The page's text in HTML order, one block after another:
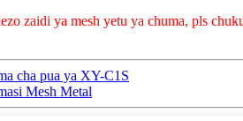
zaidi ya mesh yetu ya chuma, pls
cha pua ya XY-C1S
Mesh Metal